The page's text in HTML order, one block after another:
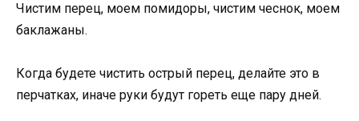
Чистим перец, моем помидоры, чистим чеснок, моем
баклажаны.
Когда будете чистить острый перец, делайте это в
перчатках, иначе руки будут гореть еще пару дней.